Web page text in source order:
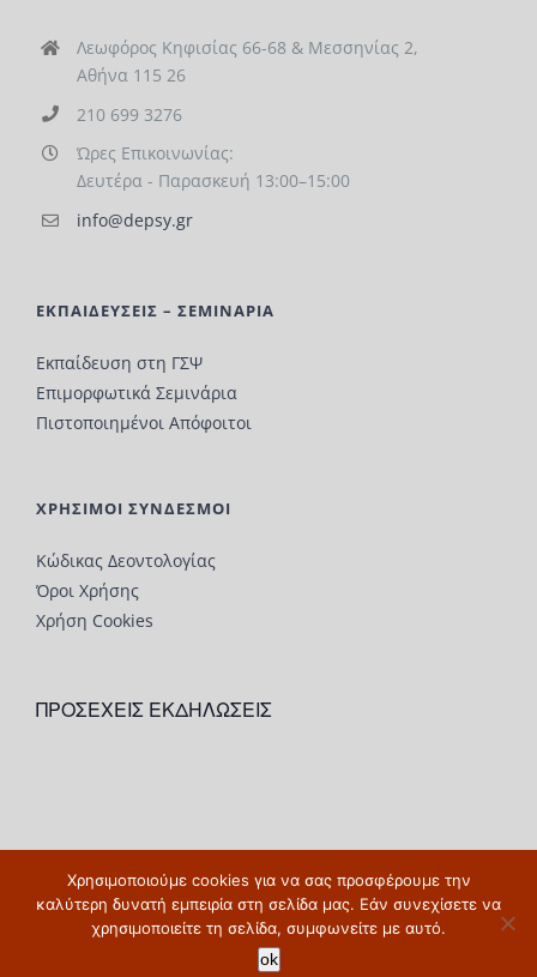
Λεωφόρος Κηφισίας 66-68 & Μεσσηνίας 2,
Αθήνα 115 26
210 699 3276
Ώρες Επικοινωνίας:
Δευτέρα - Παρασκευή 13:00–15:00
info@depsy.gr
ΕΚΠΑΙΔΕΥΣΕΙΣ – ΣΕΜΙΝΑΡΙΑ
Εκπαίδευση στη ΓΣΨ
Επιμορφωτικά Σεμινάρια
Πιστοποιημένοι Απόφοιτοι
ΧΡΗΣΙΜΟΙ ΣΥΝΔΕΣΜΟΙ
Κώδικας Δεοντολογίας
Όροι Χρήσης
Χρήση Cookies
ΠΡΟΣΕΧΕΙΣ ΕΚΔΗΛΩΣΕΙΣ
© Copyright 2019 |www.depsy.gr| All Rights Reserved
Χρησιμοποιούμε cookies για να σας προσφέρουμε την
καλύτερη δυνατή εμπειρία στη σελίδα μας. Εάν συνεχίσετε να
χρησιμοποιείτε τη σελίδα, συμφωνείτε με αυτό.
ok